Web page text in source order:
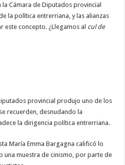
Cámara de Diputados provincial
la política entrerriana, y las alianzas
este concepto. ¿Llegamos al cul de
provincial produjo uno de los
recuerden, desnudando la
la dirigencia política entrerriana.
María Emma Bargagna calificó lo
una muestra de cinismo, por parte de